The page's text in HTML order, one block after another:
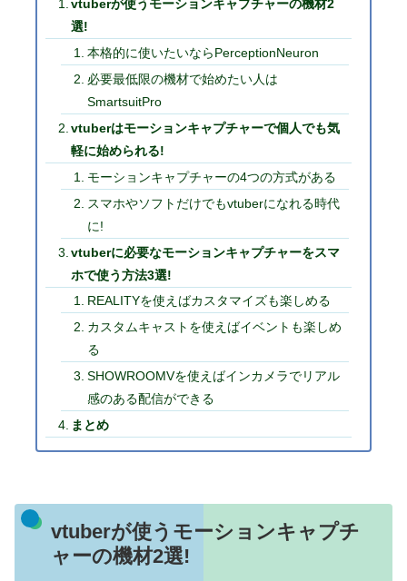
vtuberが使うモーションキャプチャーの機材2
選!
本格的に使いたいならPerceptionNeuron
必要最低限の機材で始めたい人は
SmartsuitPro
vtuberはモーションキャプチャーで個人でも気
軽に始められる!
モーションキャプチャーの4つの方式がある
スマホやソフトだけでもvtuberになれる時代
に!
vtuberに必要なモーションキャプチャーをスマ
ホで使う方法3選!
REALITYを使えばカスタマイズも楽しめる
カスタムキャストを使えばイベントも楽しめ
る
SHOWROOMVを使えばインカメラでリアル
感のある配信ができる
まとめ
vtuberが使うモーションキャプチ
ャーの機材2選!